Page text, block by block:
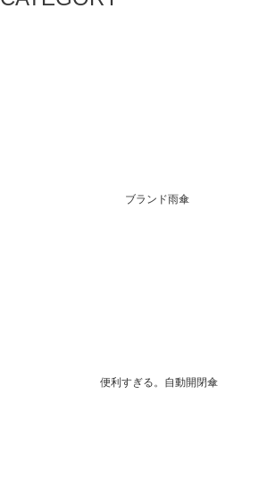
ブランド雨傘
便利すぎる。自動開閉傘